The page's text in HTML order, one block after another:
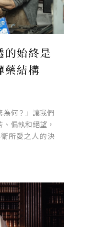
的始終是
藥結構
為何？」讓我們
偏執和絕望，
所愛之人的決